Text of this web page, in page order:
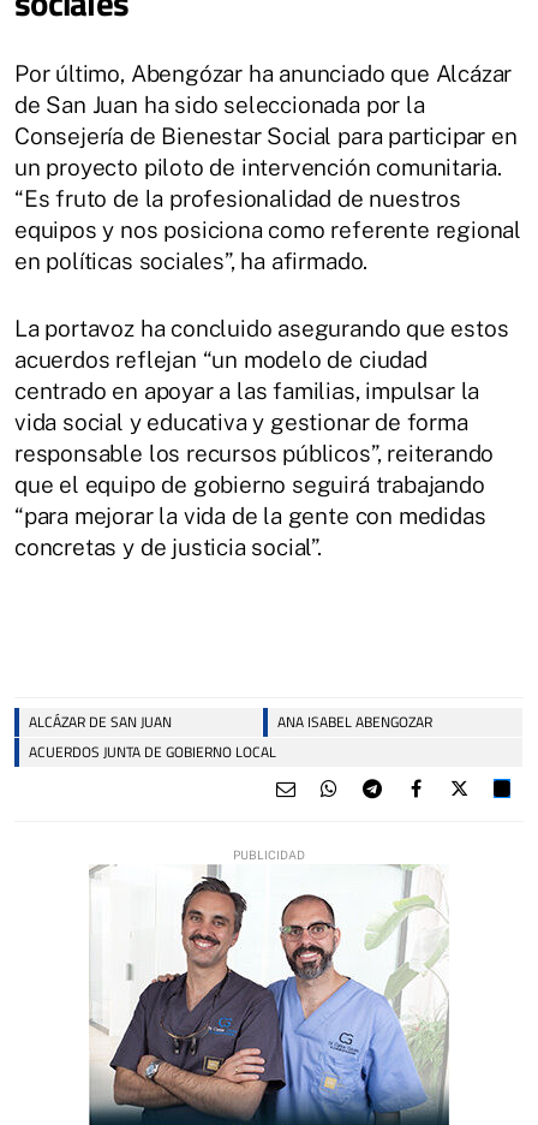
Por último, Abengózar ha anunciado que Alcázar
de San Juan ha sido seleccionada por la
Consejería de Bienestar Social para participar en
un proyecto piloto de intervención comunitaria.
“Es fruto de la profesionalidad de nuestros
equipos y nos posiciona como referente regional
en políticas sociales”, ha afirmado.
La portavoz ha concluido asegurando que estos
acuerdos reflejan “un modelo de ciudad
centrado en apoyar a las familias, impulsar la
vida social y educativa y gestionar de forma
responsable los recursos públicos”, reiterando
que el equipo de gobierno seguirá trabajando
“para mejorar la vida de la gente con medidas
concretas y de justicia social”.
ALCÁZAR DE SAN JUAN
ANA ISABEL ABENGOZAR
ACUERDOS JUNTA DE GOBIERNO LOCAL